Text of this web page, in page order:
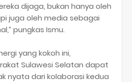
dijaga, bukan hanya oleh
juga oleh media sebagai
pungkas Ismu.
yang kokoh ini,
Sulawesi Selatan dapat
nyata dari kolaborasi kedua